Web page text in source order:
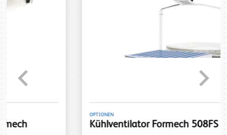
Kühlventilator Formech 508FS
Previous